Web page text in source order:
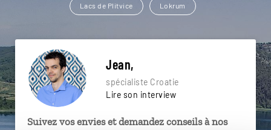
Lacs de Plitvice Lokrum
Jean,
spécialiste Croatie
Lire son interview
Suivez vos envies et demandez conseils à nos